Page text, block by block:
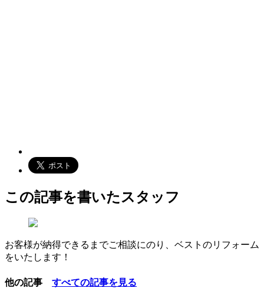
この記事を書いたスタッフ
お客様が納得できるまでご相談にのり、ベストのリフォーム
をいたします！
他の記事 すべての記事を見る